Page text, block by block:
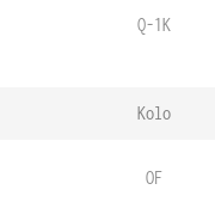
Q-1K
Kolo
OF